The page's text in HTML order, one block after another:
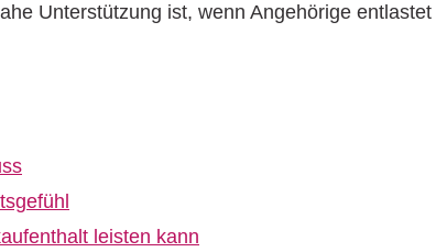
Unterstützung ist, wenn Angehörige
leisten kann